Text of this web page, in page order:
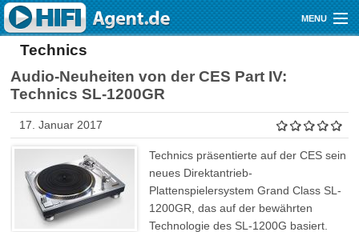
Direkt zum Inhalt
MENU
Gutscheine
Audio
Video
Shop
Technics
Audio-Neuheiten von der CES Part IV:
Technics SL-1200GR
17. Januar 2017
Technics präsentierte auf der CES sein
neues Direktantrieb-
Plattenspielersystem Grand Class SL-
1200GR, das auf der bewährten
Technologie des SL-1200G basiert.